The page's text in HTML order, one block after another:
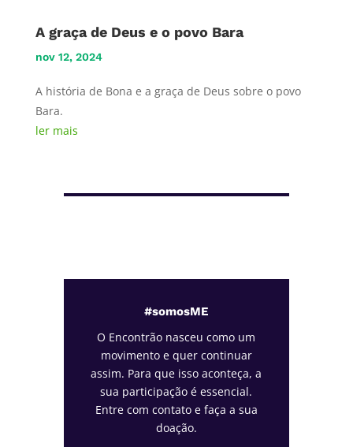
A graça de Deus e o povo Bara
nov 12, 2024
A história de Bona e a graça de Deus sobre o povo
Bara.
ler mais
#somosME
O Encontrão nasceu como um
movimento e quer continuar
assim. Para que isso aconteça, a
sua participação é essencial.
Entre com contato e faça a sua
doação.